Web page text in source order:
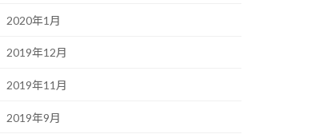
2020年1月
2019年12月
2019年11月
2019年9月